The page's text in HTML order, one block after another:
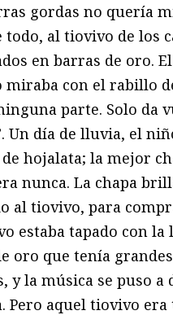
gordas no quería
al tiovivo de los
en barras de oro.
miraba con el rabillo
parte. Solo da
Un día de lluvia, el
hojalata; la mejor
nunca. La chapa
al tiovivo, para
estaba tapado con
oro que tenía
y la música se puso
Pero aquel tiovivo